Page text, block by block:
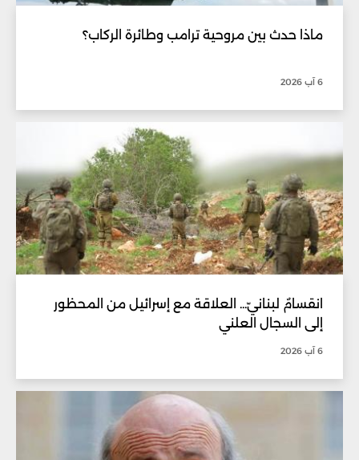
ماذا حدث بين مروحية ترامب وطائرة الركاب؟
6 آب 2026
انقسامٌ لبنانيّ... العلاقة مع إسرائيل من المحظور
إلى السجال العلني
6 آب 2026